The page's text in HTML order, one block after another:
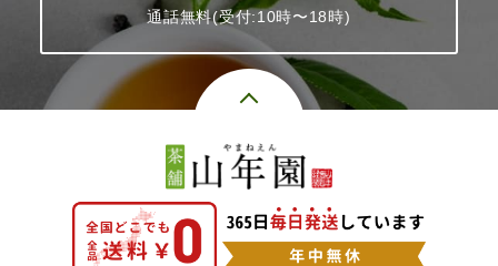
通話無料(受付:10時〜18時)